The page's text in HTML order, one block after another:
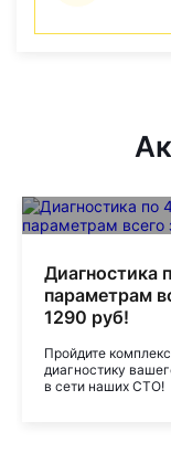
Диагностика
параметрам
1290 руб!
Пройдите
диагностику
в сети наших СТО!